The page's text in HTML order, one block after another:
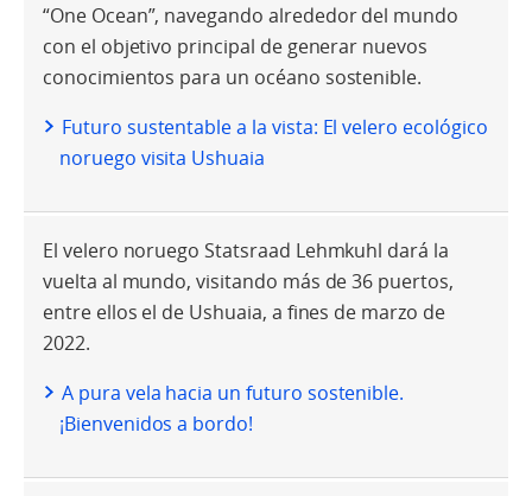
“One Ocean”, navegando alrededor del mundo
con el objetivo principal de generar nuevos
conocimientos para un océano sostenible.
Futuro sustentable a la vista: El velero ecológico
noruego visita Ushuaia
El velero noruego Statsraad Lehmkuhl dará la
vuelta al mundo, visitando más de 36 puertos,
entre ellos el de Ushuaia, a fines de marzo de
2022.
A pura vela hacia un futuro sostenible.
¡Bienvenidos a bordo!